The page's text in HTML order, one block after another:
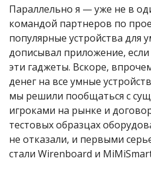
Параллельно я — уже не в
командой партнеров по
популярные устройства для
дописывал приложение,
эти гаджеты. Вскоре,
денег на все умные
мы решили пообщаться с
игроками на рынке и
тестовых образцах
не отказали, и первыми
стали Wirenboard и